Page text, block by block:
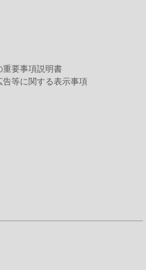
重要事項説明書
等に関する表示事項